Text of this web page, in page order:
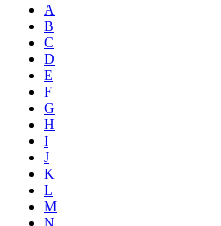
A
B
C
D
E
F
G
H
I
J
K
L
M
N